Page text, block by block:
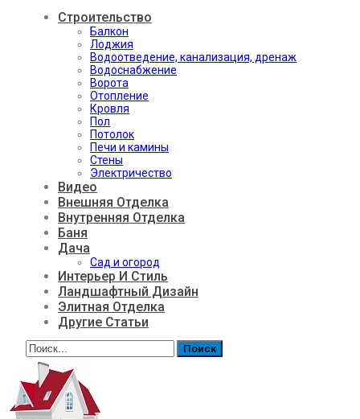
Строительство
Балкон
Лоджия
Водоотведение, канализация, дренаж
Водоснабжение
Ворота
Отопление
Кровля
Пол
Потолок
Печи и камины
Стены
Электричество
Видео
Внешняя Отделка
Внутренняя Отделка
Баня
Дача
Сад и огород
Интерьер И Стиль
Ландшафтный Дизайн
Элитная Отделка
Другие Статьи